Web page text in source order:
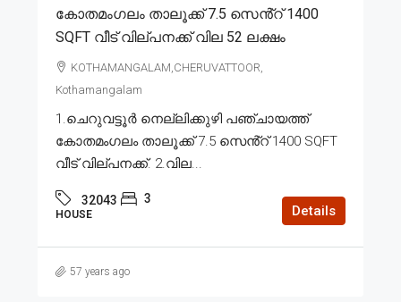
കോതമംഗലം താലൂക്ക് 7.5 സെൻ്റ് 1400
SQFT വീട് വില്പനക്ക് വില 52 ലക്ഷം
KOTHAMANGALAM,CHERUVATTOOR,
Kothamangalam
1.ചെറുവട്ടൂർ നെല്ലിക്കുഴി പഞ്ചായത്ത്
കോതമംഗലം താലൂക്ക് 7.5 സെൻ്റ് 1400 SQFT
വീട് വില്പനക്ക്. 2.വില...
32043 3
HOUSE Details
57 years ago